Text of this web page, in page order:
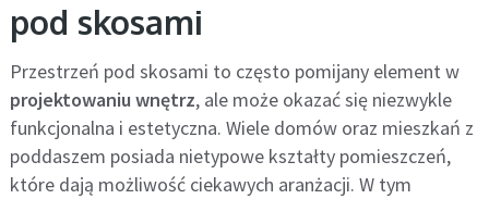
pod skosami
Przestrzeń pod skosami to często pomijany element w
projektowaniu wnętrz, ale może okazać się niezwykle
funkcjonalna i estetyczna. Wiele domów oraz mieszkań z
poddaszem posiada nietypowe kształty pomieszczeń,
które dają możliwość ciekawych aranżacji. W tym